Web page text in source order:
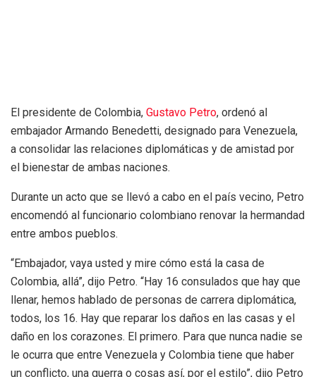
El presidente de Colombia, Gustavo Petro, ordenó al
embajador Armando Benedetti, designado para Venezuela,
a consolidar las relaciones diplomáticas y de amistad por
el bienestar de ambas naciones.
Durante un acto que se llevó a cabo en el país vecino, Petro
encomendó al funcionario colombiano renovar la hermandad
entre ambos pueblos.
“Embajador, vaya usted y mire cómo está la casa de
Colombia, allá”, dijo Petro. “Hay 16 consulados que hay que
llenar, hemos hablado de personas de carrera diplomática,
todos, los 16. Hay que reparar los daños en las casas y el
daño en los corazones. El primero. Para que nunca nadie se
le ocurra que entre Venezuela y Colombia tiene que haber
un conflicto, una guerra o cosas así, por el estilo”, dijo Petro